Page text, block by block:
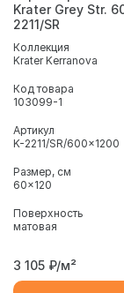
Krater Grey Str.
2211/SR
Коллекция
Krater Kerranova
Код товара
103099-1
Артикул
K-2211/SR/600x1200
Размер, см
60x120
Поверхность
матовая
3 105 ₽/м²